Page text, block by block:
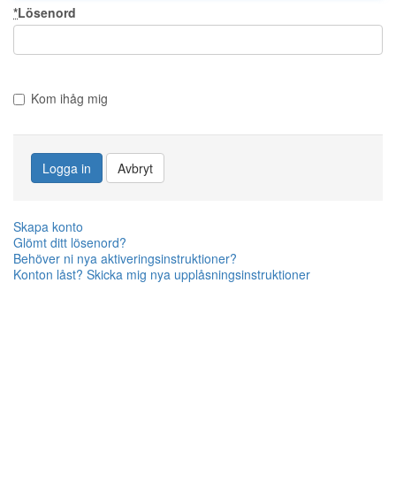
*Lösenord
Kom ihåg mig
Logga in Avbryt
Skapa konto
Glömt ditt lösenord?
Behöver ni nya aktiveringsinstruktioner?
Konton låst? Skicka mig nya upplåsningsinstruktioner